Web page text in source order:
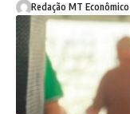
Redação MT Econômico